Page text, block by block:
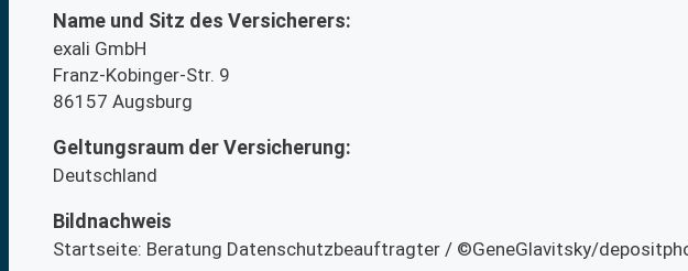
Name und Sitz des Versicherers:
exali GmbH
Franz-Kobinger-Str. 9
86157 Augsburg
Geltungsraum der Versicherung:
Deutschland
Bildnachweis
Startseite: Beratung Datenschutzbeauftragter / ©GeneGlavitsky/